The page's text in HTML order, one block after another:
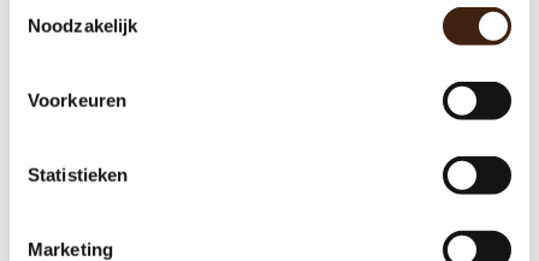
Noodzakelijk
Voorkeuren
Statistieken
Marketing
3 maanden garantie op gereviseerde machines